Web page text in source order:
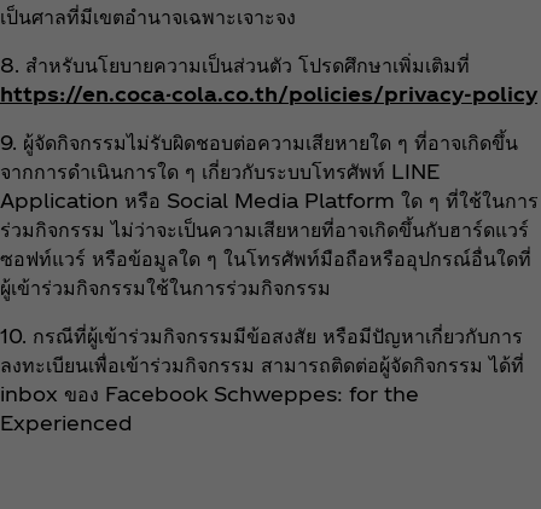
เป็นศาลที่มีเขตอำนาจเฉพาะเจาะจง
8. สำหรับนโยบายความเป็นส่วนตัว โปรดศึกษาเพิ่มเติมที่
https://en.coca-cola.co.th/policies/privacy-policy
9. ผู้จัดกิจกรรมไม่รับผิดชอบต่อความเสียหายใด ๆ ที่อาจเกิดขึ้น
จากการดำเนินการใด ๆ เกี่ยวกับระบบโทรศัพท์ LINE
Application หรือ Social Media Platform ใด ๆ ที่ใช้ในการ
ร่วมกิจกรรม ไม่ว่าจะเป็นความเสียหายที่อาจเกิดขึ้นกับฮาร์ดแวร์
ซอฟท์แวร์ หรือข้อมูลใด ๆ ในโทรศัพท์มือถือหรืออุปกรณ์อื่นใดที่
ผู้เข้าร่วมกิจกรรมใช้ในการร่วมกิจกรรม
10. กรณีที่ผู้เข้าร่วมกิจกรรมมีข้อสงสัย หรือมีปัญหาเกี่ยวกับการ
ลงทะเบียนเพื่อเข้าร่วมกิจกรรม สามารถติดต่อผู้จัดกิจกรรม ได้ที่
inbox ของ Facebook Schweppes: for the
Experienced